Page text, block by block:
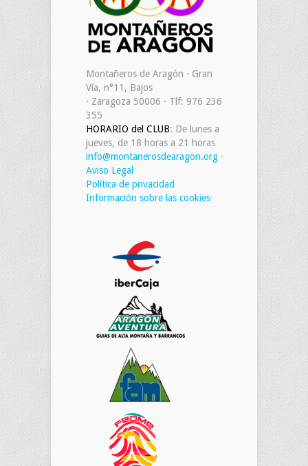
Montañeros de Aragón · Gran
Vía, n°11, Bajos
· Zaragoza 50006 · Tlf: 976 236
355
HORARIO del CLUB: De lunes a
jueves, de 18 horas a 21 horas
info@montanerosdearagon.org ·
Aviso Legal
Política de privacidad
Información sobre las cookies